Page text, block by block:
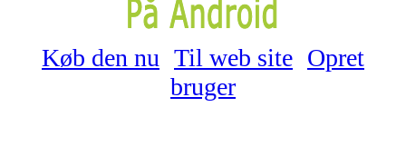
Køb den nu Til web site Opret
bruger